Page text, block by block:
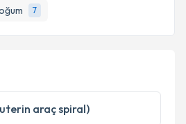
7
işlenmesine ilişkinAydınlatma
ve kişisel verilerimin belirtilen
kabul ediyorum.
araç spiral)